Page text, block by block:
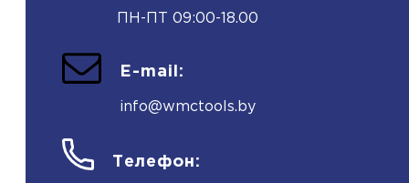
ПН-ПТ 09:00-18.00
E-mail:
info@wmctools.by
Телефон: